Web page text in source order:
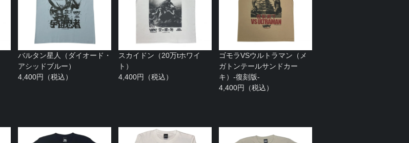
バルタン星人（ダイオード・
アシッドブルー）
4,400円（税込）
スカイドン（20万tホワイ
ト）
4,400円（税込）
ゴモラVSウルトラマン（メ
ガトンテールサンドカー
キ）-復刻版-
4,400円（税込）